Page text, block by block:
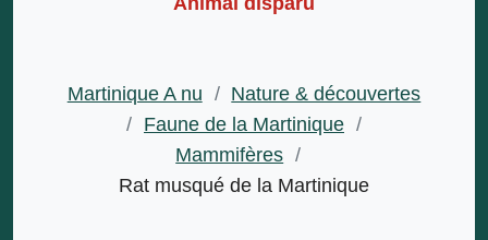
Martinique A nu / Nature & découvertes
/ Faune de la Martinique /
Mammifères /
Rat musqué de la Martinique